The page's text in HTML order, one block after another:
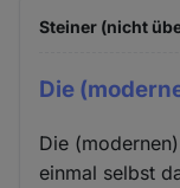
Steiner (nicht
Die
Die
einmal selbst